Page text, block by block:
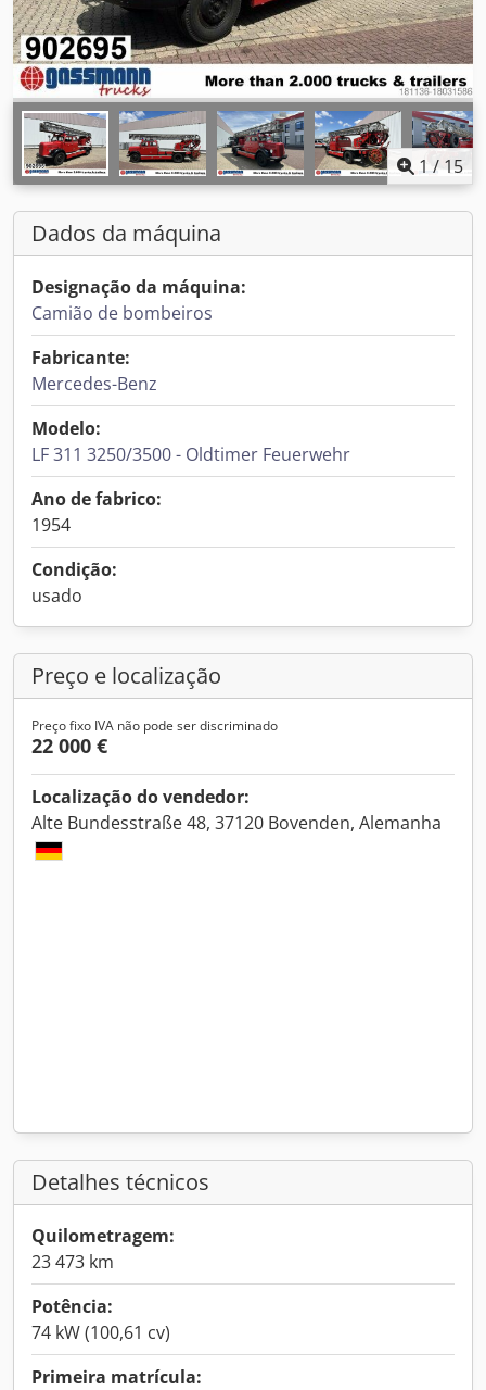
1 /15
Dados da máquina
Designação da máquina:
Camião de bombeiros
Fabricante:
Mercedes-Benz
Modelo:
LF 311 3250/3500 - Oldtimer Feuerwehr
Ano de fabrico:
1954
Condição:
usado
Preço e localização
Preço fixo IVA não pode ser discriminado
22 000 €
Localização do vendedor:
Alte Bundesstraße 48, 37120 Bovenden, Alemanha
Detalhes técnicos
Quilometragem:
23 473 km
Potência:
74 kW (100,61 cv)
Primeira matrícula: